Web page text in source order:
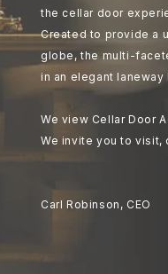
the cellar door
Created to provide a
globe, the multi-
in an elegant laneway
We view Cellar Door
We invite you to visit,
Carl Robinson, CEO